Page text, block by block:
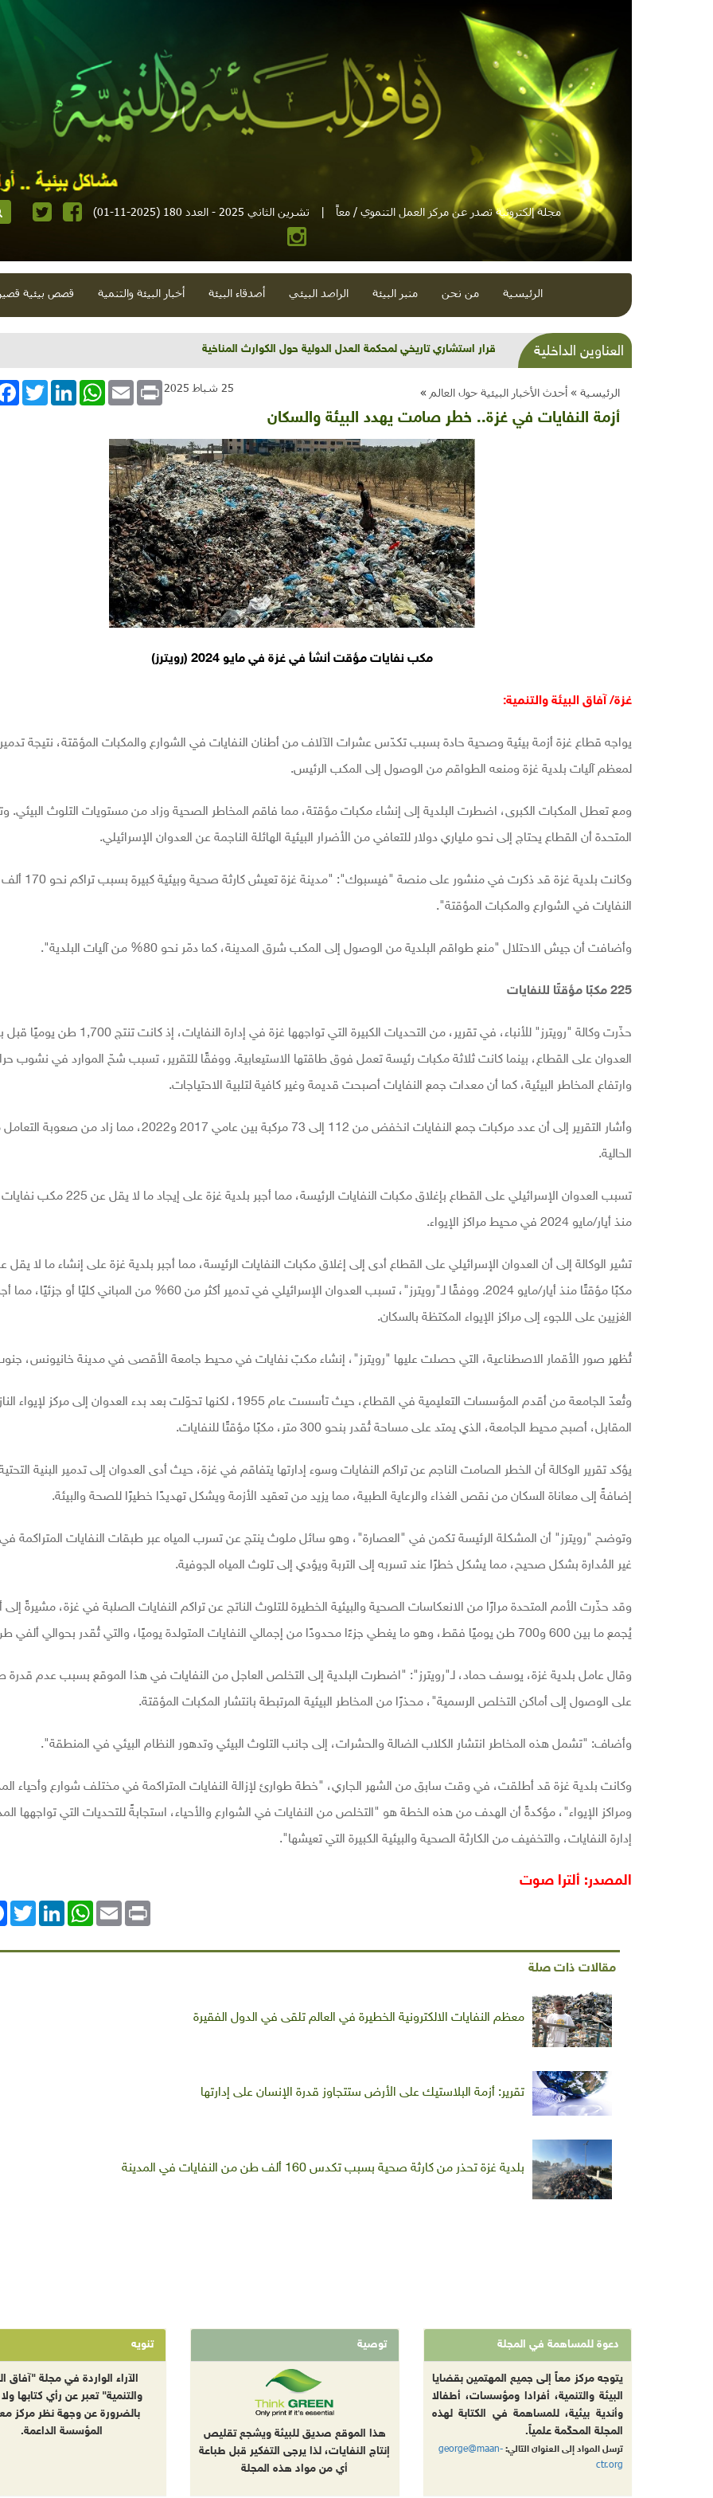
مجلة إلكترونية تصدر عن مركز العمل التنموي / معاً | تشرين الثاني 2025 - العدد 180 (2025-11-01)
الرئيسية من نحن منبر البيئة الراصد البيئي أصدقاء البيئة أخبار البيئة والتنمية قصص بيئية
العناوين الداخلية قرار استشاري تاريخي لمحكمة العدل الدولية حول الكوارث المناخية
الرئيسية » أحدث الأخبار البيئية حول العالم »
TwitterLinkedInWhatsApp Email Print 25 شباط 2025
أزمة النفايات في غزة.. خطر صامت يهدد البيئة والسكان
مكب نفايات مؤقت أنشأ في غزة في مايو 2024 (رويترز)
غزة/ آفاق البيئة والتنمية:
يواجه قطاع غزة أزمة بيئية وصحية حادة بسبب تكدّس عشرات الآلاف من أطنان النفايات في الشوارع والمكبات المؤقتة، نتيجة تدمير
لمعظم آليات بلدية غزة ومنعه الطواقم من الوصول إلى المكب الرئيس.
ومع تعطل المكبات الكبرى، اضطرت البلدية إلى إنشاء مكبات مؤقتة، مما فاقم المخاطر الصحية وزاد من مستويات التلوث البيئي.
المتحدة أن القطاع يحتاج إلى نحو ملياري دولار للتعافي من الأضرار البيئية الهائلة الناجمة عن العدوان الإسرائيلي.
وكانت بلدية غزة قد ذكرت في منشور على
النفايات في الشوارع والمكبات المؤقتة".
وأضافت أن جيش الاحتلال "منع طواقم البلدية من الوصول إلى المكب شرق المدينة، كما دمّر نحو 80% من آليات البلدية".
225 مكبًا مؤقتًا للنفايات
حذّرت وكالة "رويترز" للأنباء، في تقرير، من التحديات الكبيرة التي تواجهها غزة في إدارة النفايات، إذ كانت تنتج
العدوان على القطاع، بينما كانت ثلاثة مكبات رئيسة تعمل فوق طاقتها الاستيعابية. ووفقًا للتقرير، تسبب شحّ الموارد في نشوب
وارتفاع المخاطر البيئية، كما أن معدات جمع النفايات أصبحت قديمة وغير كافية لتلبية الاحتياجات.
وأشار التقرير إلى أن عدد مركبات جمع النفايات انخفض من 112 إلى 73 مركبة بين عامي 2017 و2022،
الحالية.
تسبب العدوان الإسرائيلي على القطاع بإغلاق مكبات النفايات الرئيسة، مما أجبر
منذ أيار/مايو 2024 في محيط مراكز الإيواء.
مكبًا مؤقتًا منذ أيار/مايو 2024. ووفقًا لـ"رويترز"، تسبب العدوان الإسرائيلي في تدمير أكثر من 60% من المباني
الغزيين على اللجوء إلى مراكز الإيواء المكتظة بالسكان.
تُظهر صور الأقمار الاصطناعية، التي حصلت عليها "رويترز"، إنشاء مكبّ نفايات في محيط جامعة الأقصى في مدينة خانيونس،
وتُعدّ الجامعة من أقدم المؤسسات التعليمية في القطاع، حيث تأسست عام 1955، لكنها تحوّلت بعد بدء العدوان إلى
المقابل، أصبح محيط الجامعة، الذي يمتد على مساحة تُقدر بنحو 300 متر، مكبًا مؤقتًا للنفايات.
يؤكد تقرير الوكالة أن الخطر الصامت الناجم عن تراكم النفايات وسوء إدارتها يتفاقم في غزة، حيث أدى العدوان إلى تدمير البنية
إضافةً إلى معاناة السكان من نقص الغذاء والرعاية الطبية، مما يزيد من تعقيد الأزمة ويشكل تهديدًا خطيرًا للصحة والبيئة.
وتوضح "رويترز" أن المشكلة الرئيسة تكمن في "العصارة"، وهو سائل ملوث ينتج عن تسرب المياه عبر طبقات النفايات المتراكمة
غير المُدارة بشكل صحيح، مما يشكل خطرًا عند تسربه إلى التربة ويؤدي إلى تلوث المياه الجوفية.
وقد حذّرت الأمم المتحدة مرارًا من الانعكاسات الصحية والبيئية الخطيرة للتلوث الناتج عن تراكم النفايات الصلبة في غزة، مشيرةً إلى
يُجمع ما بين 600 و700 طن يوميًا فقط، وهو ما يغطي جزءًا محدودًا من إجمالي النفايات المتولدة يوميًا، والتي تُقدر بحوالي ألفي طن.
وقال عامل بلدية غزة، يوسف حماد، لـ"رويترز": "اضطرت البلدية إلى التخلص العاجل من النفايات في هذا الموقع بسبب عدم قدرة
على الوصول إلى أماكن التخلص الرسمية"، محذرًا من المخاطر البيئية المرتبطة بانتشار المكبات المؤقتة.
وأضاف: "تشمل هذه المخاطر انتشار الكلاب الضالة والحشرات، إلى جانب التلوث البيئي وتدهور النظام البيئي في المنطقة".
وكانت بلدية غزة قد أطلقت، في وقت سابق من الشهر الجاري، "خطة طوارئ لإزالة النفايات المتراكمة في مختلف شوارع وأحياء
ومراكز الإيواء"، مؤكدةً أن الهدف من هذه الخطة هو "التخلص من النفايات في الشوارع والأحياء، استجابةً للتحديات التي تواجهها
إدارة النفايات، والتخفيف من الكارثة الصحية والبيئية الكبيرة التي تعيشها".
المصدر: ألترا صوت
LinkedIn
WhatsAppEmail Print
مقالات ذات صلة
معظم النفايات الالكترونية الخطيرة في العالم تلقى في الدول الفقيرة
تقرير: أزمة البلاستيك على الأرض ستتجاوز قدرة الإنسان على إدارتها
بلدية غزة تحذر من كارثة صحية بسبب تكدس 160 ألف طن من النفايات في المدينة
دعوة للمساهمة في المجلة
يتوجه مركز معاً إلى جميع المهتمين بقضايا
البيئة والتنمية، أفرادا ومؤسسات، أطفالا
وأندية بيئية، للمساهمة في الكتابة لهذه
المجلة المحكّمة علمياً.
ترسل المواد إلى العنوان التالي:george@maan-
ctr.org
توصية
هذا الموقع صديق للبيئة ويشجع تقليص
إنتاج النفايات، لذا يرجى التفكير قبل طباعة
أي من مواد هذه المجلة
تنويه
الآراء الواردة في مجلة "آفاق
والتنمية" تعبر عن رأي كتابها ولا
بالضرورة عن وجهة نظر مركز
المؤسسة الداعمة.